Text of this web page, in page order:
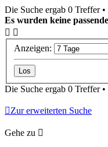
Die Suche ergab 0 Treffer •
Es wurden keine
Anzeigen:
Die Suche ergab 0 Treffer •
Zur erweiterten Suche
Gehe zu